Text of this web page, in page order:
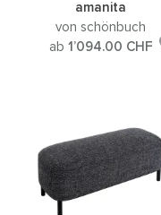
amanita
von schönbuch
ab 1’094.00 CHF